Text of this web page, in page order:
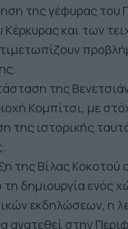
της γέφυρας του
Κέρκυρας και των
της
Κομπίτσι, με
της ιστορικής
της Βίλας Κοκοτού
δημιουργία ενός
εκδηλώσεων, η
ανατεθεί στην